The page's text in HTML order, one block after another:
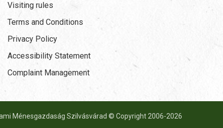
Visiting rules
Terms and Conditions
Privacy Policy
Accessibility Statement
Complaint Management
Ménesgazdaság Szilvásvárad © Copyright 2006-2026